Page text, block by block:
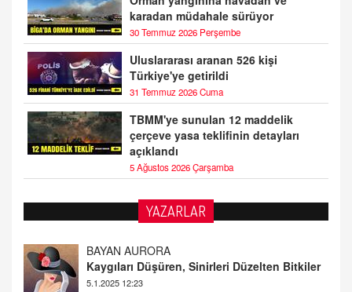
karadan müdahale sürüyor
30 Temmuz 2026 Perşembe
Uluslararası aranan 526 kişi
Türkiye'ye getirildi
31 Temmuz 2026 Cuma
TBMM'ye sunulan 12 maddelik
çerçeve yasa teklifinin detayları
açıklandı
5 Ağustos 2026 Çarşamba
YAZARLAR
DOKTOR CİVANIM
Mastürbasyon ve Tatmin: Bir Keşif Yolculuğu
13.11.2024 22:51